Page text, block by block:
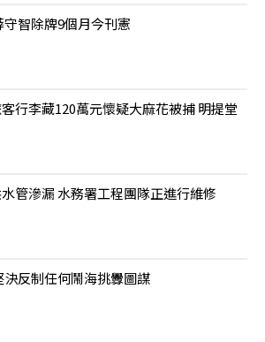
智除牌9個月今刊憲
行李藏120萬元懷疑大麻花被捕 明提堂
管滲漏 水務署工程團隊正進行維修
反制任何鬧海挑釁圖謀